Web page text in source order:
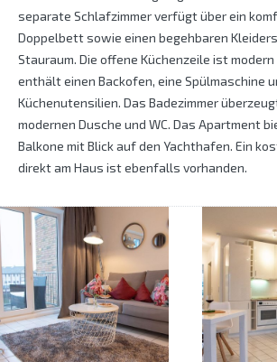
separate Schlafzimmer verfügt über ein
Doppelbett sowie einen begehbaren
Stauraum. Die offene Küchenzeile ist
enthält einen Backofen, eine Spülmaschine
Küchenutensilien. Das Badezimmer
modernen Dusche und WC. Das Apartment
Balkone mit Blick auf den Yachthafen. Ein
direkt am Haus ist ebenfalls vorhanden.